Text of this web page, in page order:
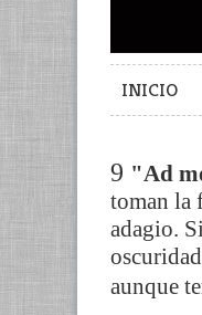
INICIO
9 "Ad
toman la
adagio.
aunque